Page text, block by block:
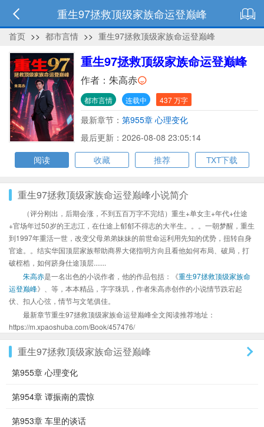
重生97拯救顶级家族命运登巅峰
首页 >> 都市言情 >> 重生97拯救顶级家族命运登巅峰
重生97拯救顶级家族命运登巅峰
作者： 朱高赤
都市言情 连载中 437 万字
最新章节： 第955章 心理变化
最后更新：2026-08-08 23:05:14
阅读
收藏 推荐 TXT下载
重生97拯救顶级家族命运登巅峰小说简介
（评分刚出，后期会涨，不到五百万字不完结）重生+单女主+年代+仕途
+官场年过50岁的王志江，在仕途上郁郁不得志的大半生。。。一朝梦醒，重生
到1997年重活一世，改变父母弟弟妹妹的前世命运利用先知的优势，扭转自身
官途。。结实华国顶层家族帮助商界大佬指明方向且看他如何布局、破局，打
破桎梏，如何跻身仕途顶层.......
朱高赤是一名出色的小说作者，他的作品包括：《重生97拯救顶级家族命
运登巅峰》、等，本本精品，字字珠玑，作者朱高赤创作的小说情节跌宕起
伏、扣人心弦，情节与文笔俱佳。
最新章节重生97拯救顶级家族命运登巅峰全文阅读推荐地址：
https://m.xpaoshuba.com/Book/457476/
重生97拯救顶级家族命运登巅峰
第955章 心理变化
第954章 谭振南的震惊
第953章 车里的谈话